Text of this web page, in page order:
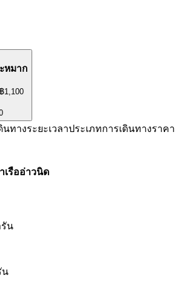
หมาก
1,100
นทางระยะเวลาประเภทการเดินทางราคา
เรืออ่าวนิด
รัน
น